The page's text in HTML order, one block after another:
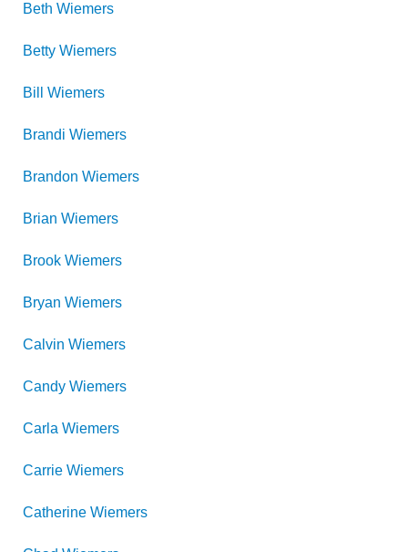
Beth Wiemers
Betty Wiemers
Bill Wiemers
Brandi Wiemers
Brandon Wiemers
Brian Wiemers
Brook Wiemers
Bryan Wiemers
Calvin Wiemers
Candy Wiemers
Carla Wiemers
Carrie Wiemers
Catherine Wiemers